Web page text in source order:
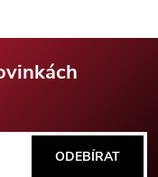
ODEBÍRAT